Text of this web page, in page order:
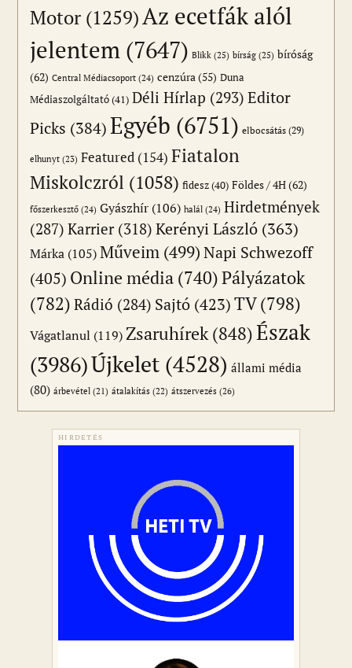
Motor (1259)Az ecetfák alól
jelentem (7647) Blikk (25) bírság (25) bíróság
(62) Central Médiacsoport (24) cenzúra(55) Duna
Médiaszolgáltató(41) Déli Hírlap (293) Editor
Picks (384)Egyéb (6751) elbocsátás (29)
elhunyt (23) Featured (154) Fiatalon
Miskolczról (1058) fidesz(40) Földes / 4H(62)
főszerkesztő (24) Gyászhír (106) halál (24) Hirdetmények
(287) Karrier(318) Kerényi László (363)
Márka (105) Műveim (499)Napi Schwezoff
(405) Online média (740)Pályázatok
(782) Rádió (284) Sajtó (423)TV(798)
Vágatlanul (119)Zsaruhírek(848)Észak
(3986)Újkelet (4528) állami média
(80) árbevétel (21) átalakítás (22) átszervezés (26)
HIRDETÉS